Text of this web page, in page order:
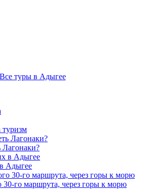
Все туры в Адыгее
туризм
Лагонаки?
Адыгее
30-го маршрута, через горы к морю